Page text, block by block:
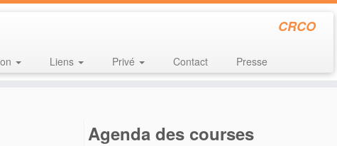
CRCO
Liens Privé Contact Presse
Agenda des courses